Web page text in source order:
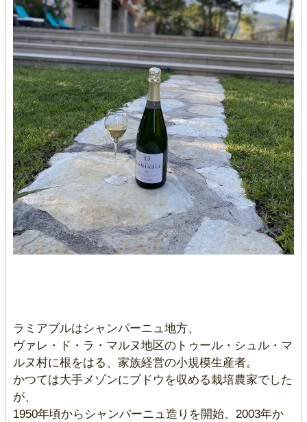
ラミアブルはシャンパーニュ地方、
ヴァレ・ド・ラ・マルヌ地区のトゥール・シュル・マ
ルヌ村に根をはる、家族経営の小規模生産者。
かつては大手メゾンにブドウを収める栽培農家でした
が、
1950年頃からシャンパーニュ造りを開始、2003年か